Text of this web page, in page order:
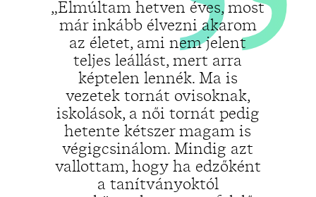
„Elmúltam hetven éves, most
már inkább élvezni akarom
az életet, ami nem jelent
teljes leállást, mert arra
képtelen lennék. Ma is
vezetek tornát ovisoknak,
iskolások, a női tornát pedig
hetente kétszer magam is
végigcsinálom. Mindig azt
vallottam, hogy ha edzőként
a tanítványoktól